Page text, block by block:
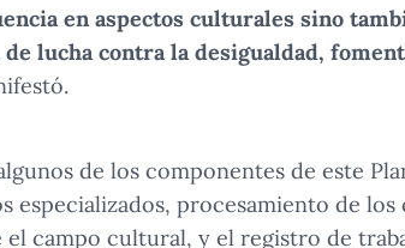
en aspectos culturales sino
lucha contra la desigualdad,
de los componentes de este
procesamiento de los
campo cultural, y el registro de